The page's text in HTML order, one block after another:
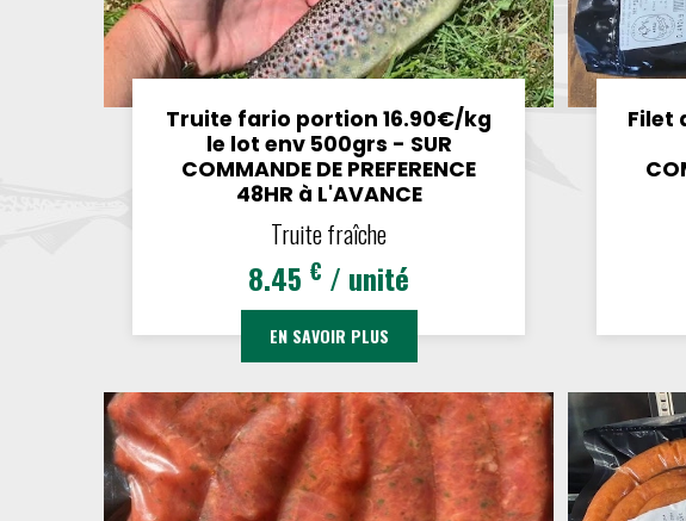
Truite fario portion 16.90€/kg
le lot env 500grs - SUR
COMMANDE DE PREFERENCE
48HR à L'AVANCE
Truite fraîche
8.45 € / unité
EN SAVOIR PLUS
Filet